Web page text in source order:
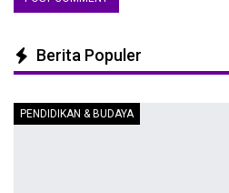
Berita Populer
PENDIDIKAN & BUDAYA